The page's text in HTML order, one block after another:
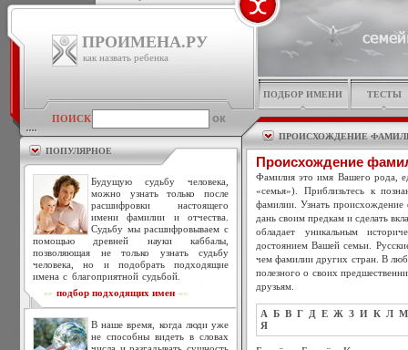
ПРОИМЕНА.РУ
как назвать ребенка
ПОИСК
ПОПУЛЯРНОЕ
Будущую судьбу человека,
можно узнать только после
расшифровки настоящего
имени фамилии и отчества.
Судьбу мы расшифровываем с
помощью древней науки каббалы,
позволяющая не только узнать судьбу
человека, но и подобрать подходящие
имена с благоприятной судьбой.
>> подбор подходящих имен <<
В наше время, когда люди уже
не способны видеть в словах
ПОДБОР ИМЕНИ ТЕСТЫ
ПРОИСХОЖДЕНИЕ
Происхождение
Фамилия это имя Вашего рода,
«семья»). Приблизьтесь к
фамилии. Узнать
дань своим предкам и сделать
обладает уникальным
достоянием Вашей семьи.
чем фамилии других стран. В
полезного о своих
друзьям.
А Б В Г Д Е Ж З И К Л М
Я